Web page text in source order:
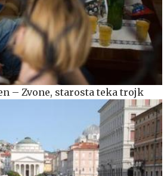
– Zvone, starosta teka trojk